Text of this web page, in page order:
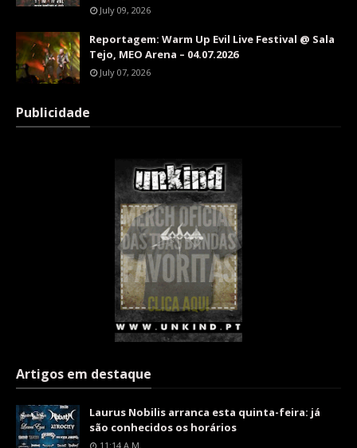
July 09, 2026
Reportagem: Warm Up Evil Live Festival @ Sala
Tejo, MEO Arena – 04.07.2026
July 07, 2026
Publicidade
Artigos em destaque
Laurus Nobilis arranca esta quinta-feira: já
são conhecidos os horários
11:14 A.m.